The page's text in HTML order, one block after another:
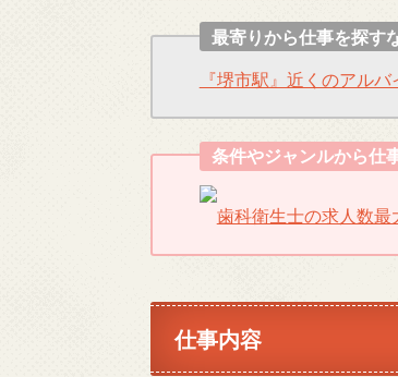
最寄りから仕事を探す
『堺市駅』近くのアル
条件やジャンルから仕
歯科衛生士の求人数
仕事内容